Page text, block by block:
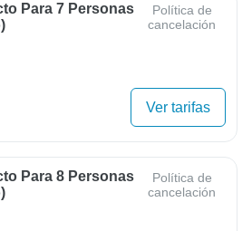
Para 7 Personas
Política de
cancelación
Ver tarifas
Para 8 Personas
Política de
cancelación